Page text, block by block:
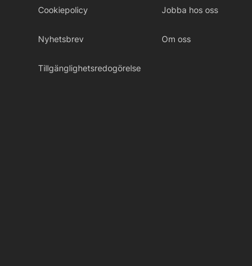
Cookiepolicy Jobba hos oss
Nyhetsbrev Om oss
Tillgänglighetsredogörelse